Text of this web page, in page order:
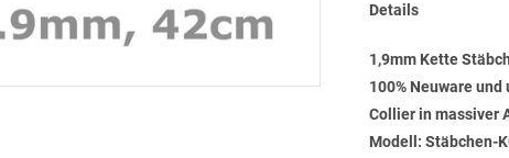
Details
1,9mm Kette
100% Neuware und
Collier in massiver
Modell: Stäbchen-